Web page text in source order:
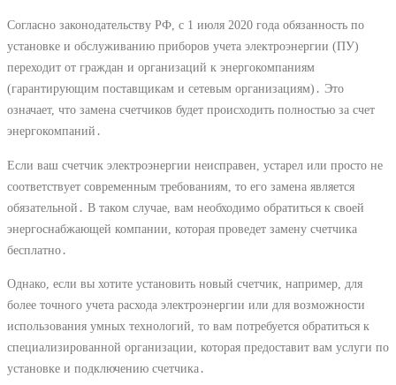
Согласно законодательству РФ, с 1 июля 2020 года обязанность по
установке и обслуживанию приборов учета электроэнергии (ПУ)
переходит от граждан и организаций к энергокомпаниям
(гарантирующим поставщикам и сетевым организациям)․ Это
означает, что замена счетчиков будет происходить полностью за счет
энергокомпаний․
Если ваш счетчик электроэнергии неисправен, устарел или просто не
соответствует современным требованиям, то его замена является
обязательной․ В таком случае, вам необходимо обратиться к своей
энергоснабжающей компании, которая проведет замену счетчика
бесплатно․
Однако, если вы хотите установить новый счетчик, например, для
более точного учета расхода электроэнергии или для возможности
использования умных технологий, то вам потребуется обратиться к
специализированной организации, которая предоставит вам услуги по
установке и подключению счетчика․